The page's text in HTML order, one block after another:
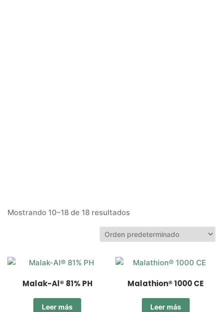
Mostrando 10–18 de 18 resultados
Malak-Al® 81% PH
Leer más
Malathion® 1000 CE
Leer más